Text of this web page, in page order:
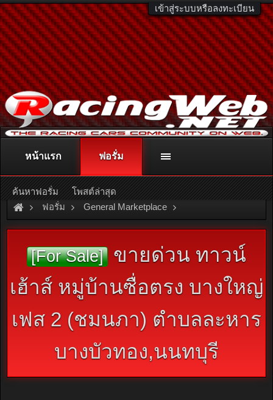
เข้าสู่ระบบหรือลงทะเบียน
ติดต่อลงโฆษณา racingweb@gmail.comหรือโทร. 081-811-1138
หรืออ่านรายละเอียดเพิ่มเติม คลิกที่นี่
ฟอรั่ม General Marketplace
สินค้าทั่วไป ไม่มีหมวดหมู่
[For Sale] ขายด่วน ทาวน์
เฮ้าส์ หมู่บ้านซื่อตรง บางใหญ่
เฟส 2 (ชมนภา) ตำบลละหาร
บางบัวทอง,นนทบุรี
หน้าแรก ฟอรั่ม
ค้นหาฟอรั่ม โพสต์ล่าสุด